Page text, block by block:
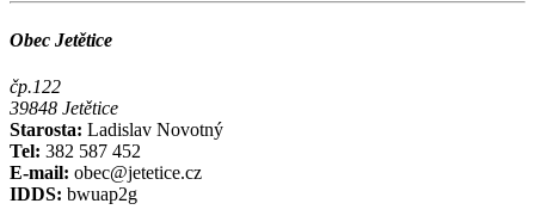
Obec Jetětice
čp.122
39848 Jetětice
Starosta: Ladislav Novotný
Tel: 382 587 452
E-mail: obec@jetetice.cz
IDDS: bwuap2g